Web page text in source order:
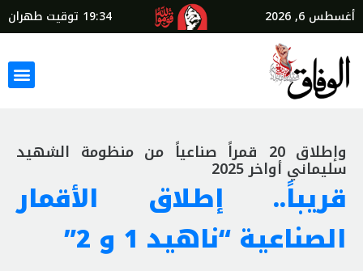
أغسطس 6, 2026 19:34 توقيت طهران
وإطلاق 20 قمراً صناعياً من منظومة الشهيد
سليماني أواخر 2025
قريباً.. إطلاق الأقمار
الصناعية “ناهيد 1 و 2”